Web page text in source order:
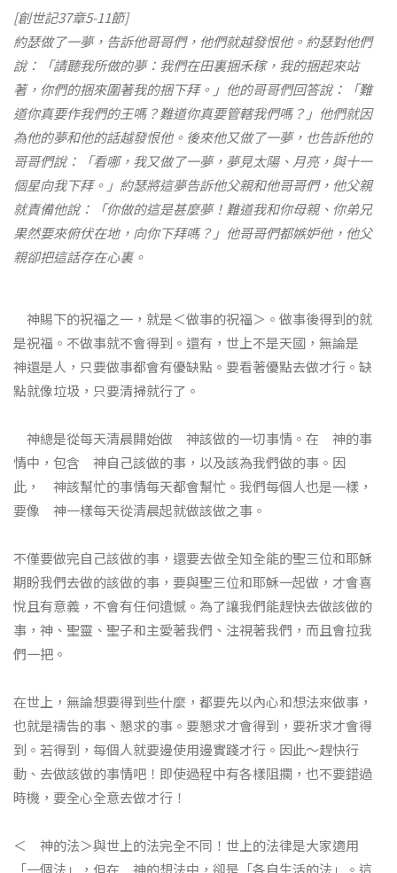
[創世記37章5-11節]
約瑟做了一夢，告訴他哥哥們，他們就越發恨他。約瑟對他們
說：「請聽我所做的夢：我們在田裏捆禾稼，我的捆起來站
著，你們的捆來圍著我的捆下拜。」他的哥哥們回答說：「難
道你真要作我們的王嗎？難道你真要管轄我們嗎？」他們就因
為他的夢和他的話越發恨他。後來他又做了一夢，也告訴他的
哥哥們說：「看哪，我又做了一夢，夢見太陽、月亮，與十一
個星向我下拜。」約瑟將這夢告訴他父親和他哥哥們，他父親
就責備他說：「你做的這是甚麼夢！難道我和你母親、你弟兄
果然要來俯伏在地，向你下拜嗎？」他哥哥們都嫉妒他，他父
親卻把這話存在心裏。
神賜下的祝福之一，就是＜做事的祝福＞。做事後得到的就
是祝福。不做事就不會得到。還有，世上不是天國，無論是
神還是人，只要做事都會有優缺點。要看著優點去做才行。缺
點就像垃圾，只要清掃就行了。
神總是從每天清晨開始做 神該做的一切事情。在 神的事
情中，包含 神自己該做的事，以及該為我們做的事。因
此， 神該幫忙的事情每天都會幫忙。我們每個人也是一樣，
要像 神一樣每天從清晨起就做該做之事。
不僅要做完自己該做的事，還要去做全知全能的聖三位和耶穌
期盼我們去做的該做的事，要與聖三位和耶穌一起做，才會喜
悅且有意義，不會有任何遺憾。為了讓我們能趕快去做該做的
事，神、聖靈、聖子和主愛著我們、注視著我們，而且會拉我
們一把。
在世上，無論想要得到些什麼，都要先以內心和想法來做事，
也就是禱告的事、懇求的事。要懇求才會得到，要祈求才會得
到。若得到，每個人就要邊使用邊實踐才行。因此～趕快行
動、去做該做的事情吧！即使過程中有各樣阻攔，也不要錯過
時機，要全心全意去做才行！
＜ 神的法＞與世上的法完全不同！世上的法律是大家適用
「一個法」，但在 神的想法中，卻是「各自生活的法」。這